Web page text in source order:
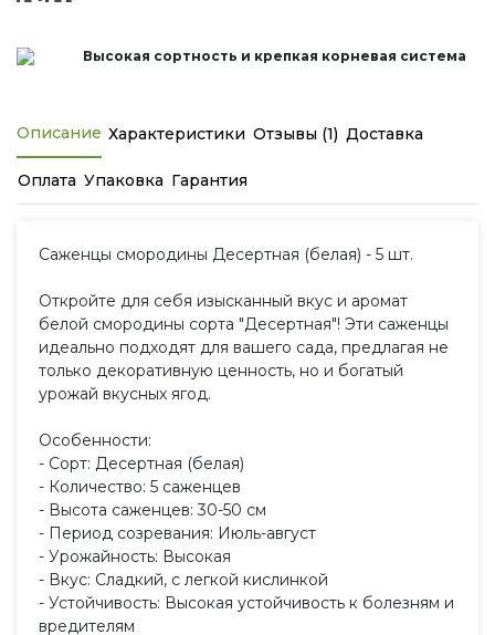
Высокая сортность и крепкая корневая система
Описание Характеристики Отзывы (1) Доставка
Оплата Упаковка Гарантия
Саженцы смородины Десертная (белая) - 5 шт.
Откройте для себя изысканный вкус и аромат
белой смородины сорта "Десертная"! Эти саженцы
идеально подходят для вашего сада, предлагая не
только декоративную ценность, но и богатый
урожай вкусных ягод.
Особенности:
- Сорт: Десертная (белая)
- Количество: 5 саженцев
- Высота саженцев: 30-50 см
- Период созревания: Июль-август
- Урожайность: Высокая
- Вкус: Сладкий, с легкой кислинкой
- Устойчивость: Высокая устойчивость к болезням и
вредителям